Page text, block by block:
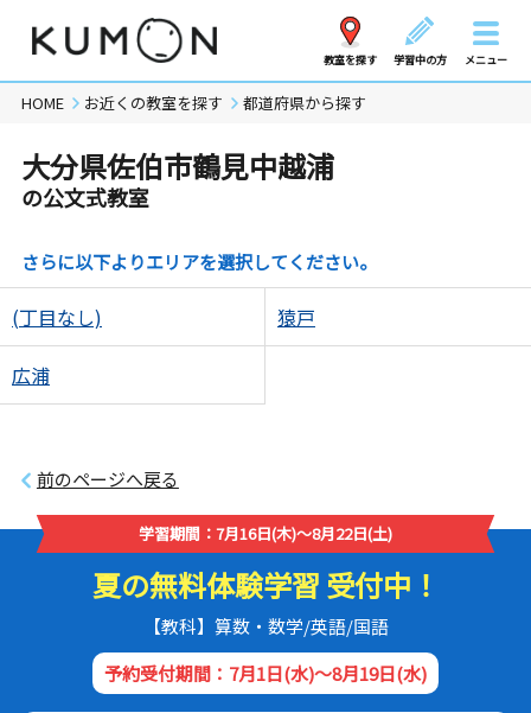
教室を探す 学習中の方 メニュー
HOME お近くの教室を探す 都道府県から探す
大分県佐伯市鶴見中越浦
の公文式教室
さらに以下よりエリアを選択してください。
(丁目なし) 猿戸
広浦
前のページへ戻る
学習期間：7月16日(木)～8月22日(土)
夏の無料体験学習 受付中！
【教科】算数・数学/英語/国語
予約受付期間：7月1日(水)～8月19日(水)